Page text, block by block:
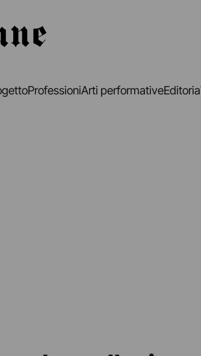
ProfessioniArti performativeEditoria